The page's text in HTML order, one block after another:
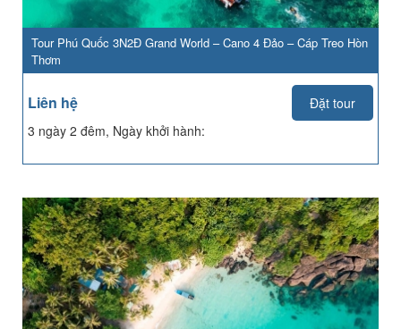
Tour Phú Quốc 3N2Đ Grand World – Cano 4 Đảo – Cáp Treo Hòn
Thơm
Liên hệ
Đặt tour
3 ngày 2 đêm, Ngày khởi hành: